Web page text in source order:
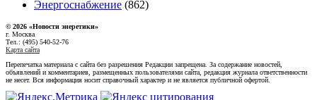
Энергоснабжение (862)
© 2026 «Новости энеретики»
г. Москва
Тел.: (495) 540-52-76
Карта сайта
Перепечатка материала с сайта без разрешения Редакции запрещена. За содержание новостей,
объявлений и комментариев, размещенных пользователями сайта, редакция журнала ответственности
не несет. Вся информация носит справочный характер и не является публичной офертой.